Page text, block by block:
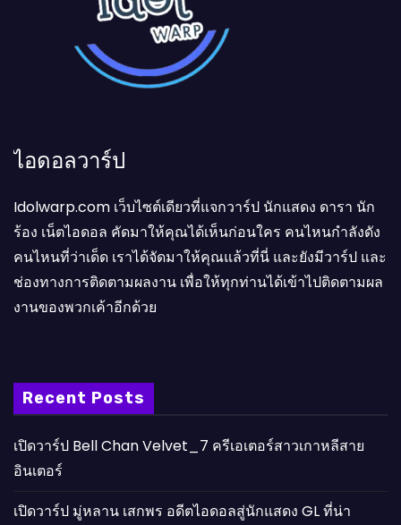
ไอดอลวาร์ป
Idolwarp.com เว็บไซต์เดียวที่แจกวาร์ป นักแสดง ดารา นัก
ร้อง เน็ตไอดอล คัดมาให้คุณได้เห็นก่อนใคร คนไหนกำลังดัง
คนไหนที่ว่าเด็ด เราได้จัดมาให้คุณแล้วที่นี่ และยังมีวาร์ป และ
ช่องทางการติดตามผลงาน เพื่อให้ทุกท่านได้เข้าไปติดตามผล
งานของพวกเค้าอีกด้วย
Recent Posts
เปิดวาร์ป Bell Chan Velvet_7 ครีเอเตอร์สาวเกาหลีสาย
อินเตอร์
เปิดวาร์ป มู่หลาน เสกพร อดีตไอดอลสู่นักแสดง GL ที่น่า